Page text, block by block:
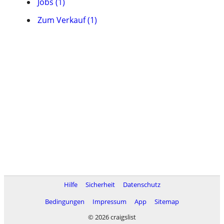
Zum Verkauf (1)
Hilfe Sicherheit
Datenschutz
Bedingungen
Impressum App
Sitemap
© 2026 craigslist